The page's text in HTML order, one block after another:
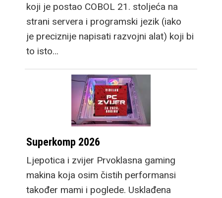
koji je postao COBOL 21. stoljeća na
strani servera i programski jezik (iako
je preciznije napisati razvojni alat) koji bi
to isto…
Superkomp 2026
Ljepotica i zvijer Prvoklasna gaming
makina koja osim čistih performansi
također mami i poglede. Usklađena